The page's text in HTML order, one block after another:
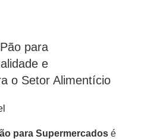
para
e
o Setor Alimentício
para Supermercados é